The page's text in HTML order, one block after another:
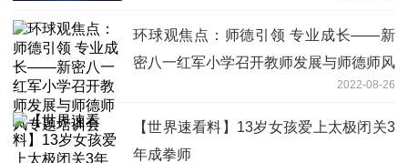
环球观焦点：师德引领 专业成长——新
密八一红军小学召开教师发展与师德师风
2022-08-26
【世界速看料】13岁女孩爱上太极闭关3
年成拳师